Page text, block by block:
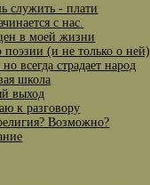
служить - плати
с нас.
в моей жизни
поэзии (и не только о ней)
всегда страдает народ
школа
выход
к разговору
Возможно?